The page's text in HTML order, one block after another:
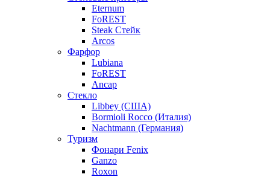
Eternum
FoREST
Steak Стейк
Arcos
Фарфор
Lubiana
FoREST
Ancap
Стекло
Libbey (США)
Bormioli Rocco (Италия)
Nachtmann (Германия)
Туризм
Фонари Fenix
Ganzo
Roxon